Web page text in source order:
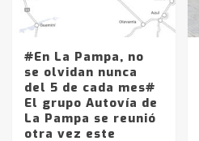
#En La Pampa, no
se olvidan nunca
del 5 de cada mes#
El grupo Autovía de
La Pampa se reunió
otra vez este